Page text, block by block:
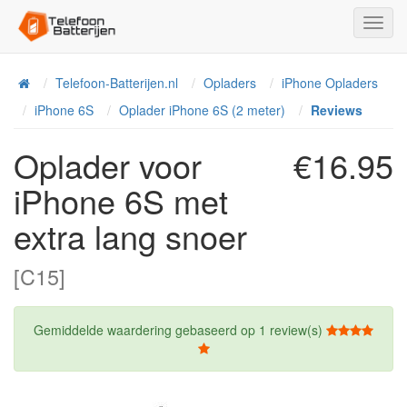
HomeTelefoon-Batterijen.nl Opladers
iPhone Opladers
iPhone 6S
Oplader iPhone 6S (2 meter) Reviews
€16.95
Oplader voor
iPhone 6S met
extra lang snoer
[C15]
Gemiddelde waardering gebaseerd op 1 review(s)